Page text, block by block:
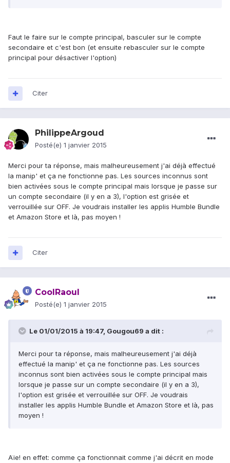
Faut le faire sur le compte principal, basculer sur le compte
secondaire et c'est bon (et ensuite rebasculer sur le compte
principal pour désactiver l'option)
Citer
PhilippeArgoud
Posté(e) 1 janvier 2015
Merci pour ta réponse, mais malheureusement j'ai déjà effectué
la manip' et ça ne fonctionne pas. Les sources inconnus sont
bien activées sous le compte principal mais lorsque je passe sur
un compte secondaire (il y en a 3), l'option est grisée et
verrouillée sur OFF. Je voudrais installer les applis Humble Bundle
et Amazon Store et là, pas moyen !
Citer
CoolRaoul
Posté(e) 1 janvier 2015
Le 01/01/2015 à 19:47, Gougou69 a dit :
Merci pour ta réponse, mais malheureusement j'ai déjà
effectué la manip' et ça ne fonctionne pas. Les sources
inconnus sont bien activées sous le compte principal mais
lorsque je passe sur un compte secondaire (il y en a 3),
l'option est grisée et verrouillée sur OFF. Je voudrais
installer les applis Humble Bundle et Amazon Store et là, pas
moyen !
Aïe! en effet: comme ça fonctionnait comme j'ai décrit en mode